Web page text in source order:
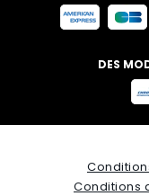
DES
Conditions